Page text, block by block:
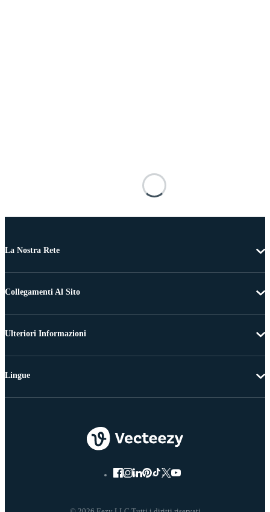
La Nostra Rete
Collegamenti Al Sito
Ulteriori Informazioni
Lingue